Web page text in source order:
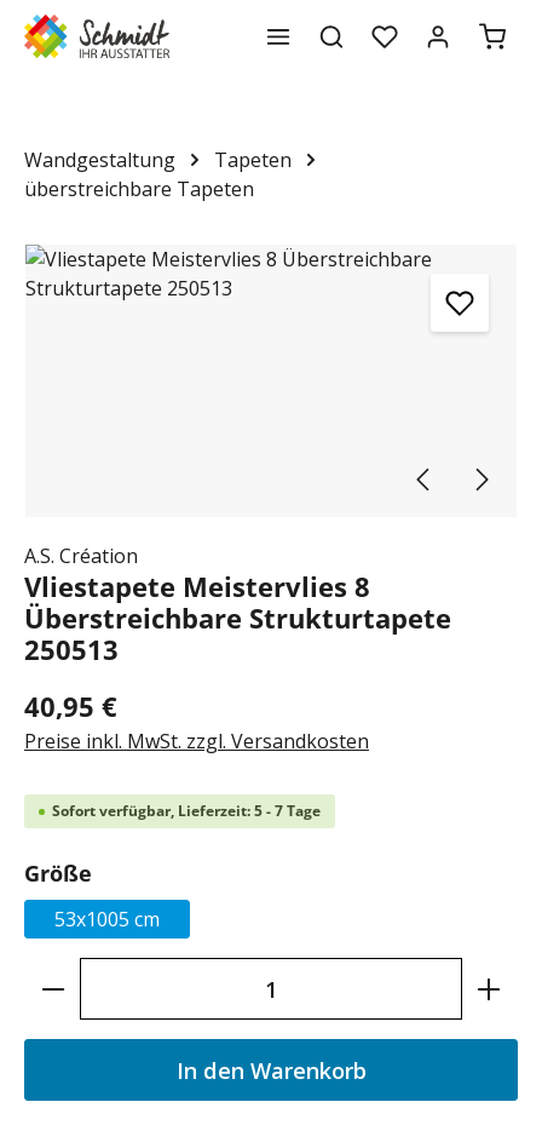
springen
Wandgestaltung
Tapeten
überstreichbare Tapeten
Bildergalerie überspringen
A.S. Création
Vliestapete Meistervlies 8
Überstreichbare Strukturtapete
250513
40,95 €
Preise inkl. MwSt. zzgl. Versandkosten
Sofort verfügbar, Lieferzeit: 5 - 7 Tage
Größe
53x1005 cm
Produkt Anzahl: Gib den gewünschten
In den Warenkorb